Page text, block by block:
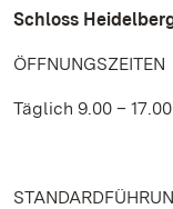
Schloss
ÖFFNUNGSZEITEN
Täglich 9.00 –